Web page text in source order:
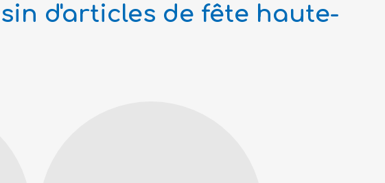
d'articles de fête haute-